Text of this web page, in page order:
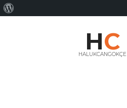
HC
HALUKCANGOKÇE